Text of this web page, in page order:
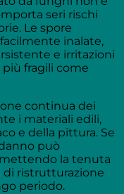
seri rischi
Le spore
inalate,
e irritazioni
fragili come
continua dei
i materiali edili,
e della pittura. Se
può
la tenuta
ristrutturazione
periodo.